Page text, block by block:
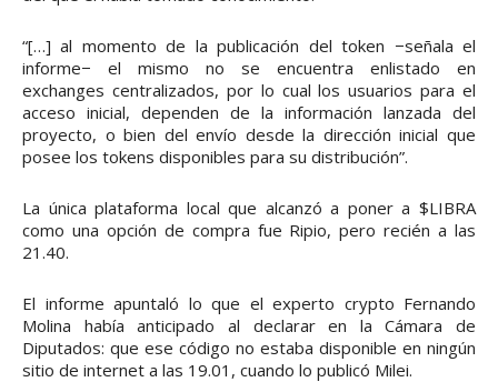
“[…] al momento de la publicación del token −señala el
informe− el mismo no se encuentra enlistado en
exchanges centralizados, por lo cual los usuarios para el
acceso inicial, dependen de la información lanzada del
proyecto, o bien del envío desde la dirección inicial que
posee los tokens disponibles para su distribución”.
La única plataforma local que alcanzó a poner a $LIBRA
como una opción de compra fue Ripio, pero recién a las
21.40.
El informe apuntaló lo que el experto crypto Fernando
Molina había anticipado al declarar en la Cámara de
Diputados: que ese código no estaba disponible en ningún
sitio de internet a las 19.01, cuando lo publicó Milei.